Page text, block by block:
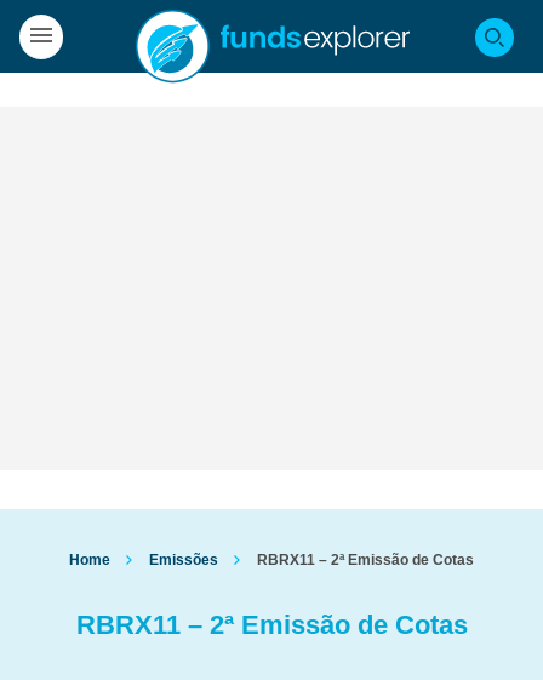
Home Emissões RBRX11 – 2ª Emissão de Cotas
RBRX11 – 2ª Emissão de Cotas